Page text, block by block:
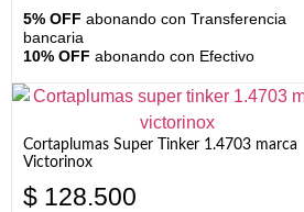
5% OFF abonando con Transferencia
bancaria
10% OFF abonando con Efectivo
Cortaplumas Super Tinker 1.4703 marca
Victorinox
$ 128.500